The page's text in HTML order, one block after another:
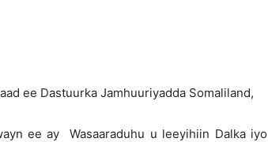
Jamhuuriyadda Somaliland,
Wasaaraduhu u leeyihiin Dalka iyo